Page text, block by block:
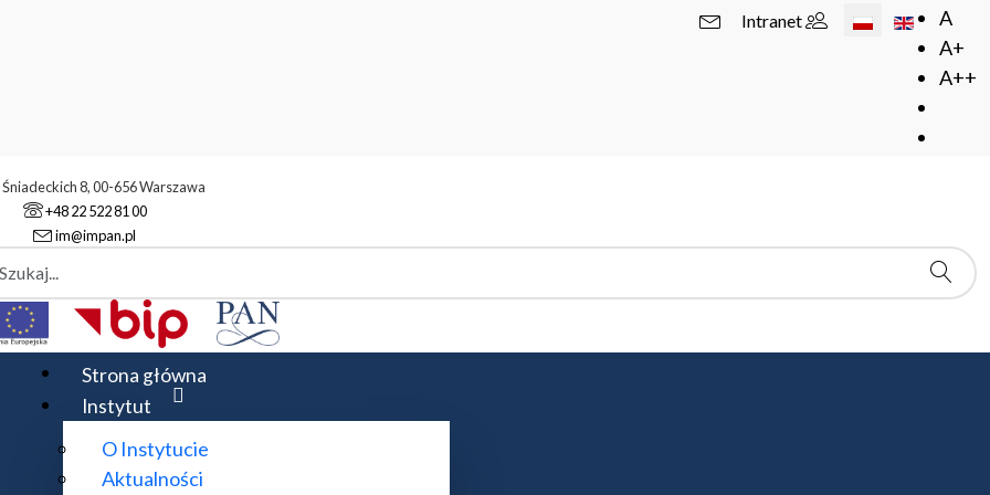
A
A+
A++
Wybierz swój język
Intranet
Śniadeckich 8, 00-656 Warszawa
+48 22 522 81 00
im@impan.pl
Strona główna
Instytut
O Instytucie
Aktualności
i PDE
prof. dr hab. Jarosław Mederski